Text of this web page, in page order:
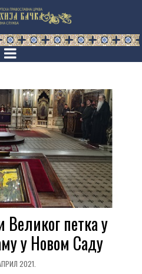
Великог петка у
у Новом Саду
2021.